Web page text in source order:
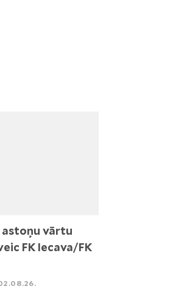
astoņu vārtu
FK Iecava/FK